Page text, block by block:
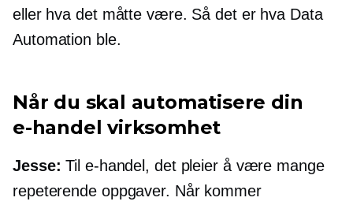
eller hva det måtte være. Så det er hva Data
Automation ble.
Når du skal automatisere din
e-handel virksomhet
Jesse: Til e-handel, det pleier å være mange
repeterende oppgaver. Når kommer